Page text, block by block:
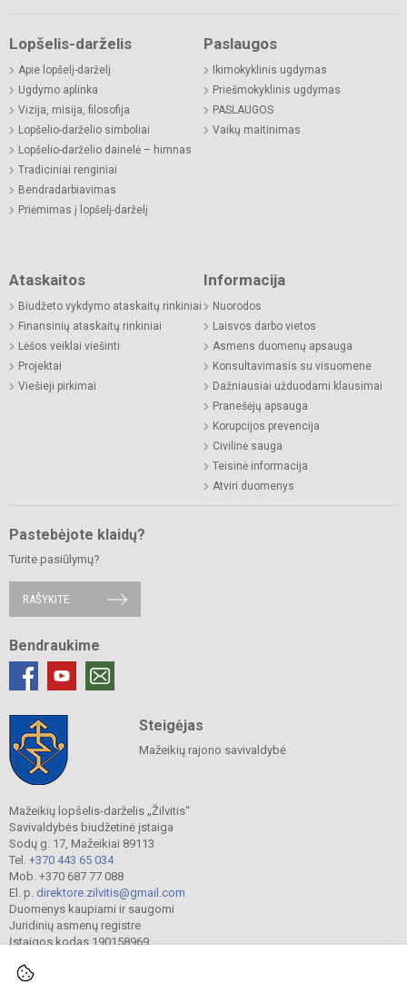
Lopšelis-darželis
Apie lopšelį-darželį
Ugdymo aplinka
Vizija, misija, filosofija
Lopšelio-darželio simboliai
Lopšelio-darželio dainelė – himnas
Tradiciniai renginiai
Bendradarbiavimas
Priėmimas į lopšelį-darželį
Paslaugos
Ikimokyklinis ugdymas
Priešmokyklinis ugdymas
PASLAUGOS
Vaikų maitinimas
Ataskaitos
Biudžeto vykdymo ataskaitų rinkiniai
Finansinių ataskaitų rinkiniai
Lėšos veiklai viešinti
Projektai
Viešieji pirkimai
Informacija
Nuorodos
Laisvos darbo vietos
Asmens duomenų apsauga
Konsultavimasis su visuomene
Dažniausiai užduodami klausimai
Pranešėjų apsauga
Korupcijos prevencija
Civilinė sauga
Teisinė informacija
Atviri duomenys
Pastebėjote klaidų?
Turite pasiūlymų?
RAŠYKITE
Bendraukime
Steigėjas
Mažeikių rajono savivaldybė
Mažeikių lopšelis-darželis „Žilvitis“
Savivaldybės biudžetinė įstaiga
Sodų g. 17, Mažeikiai 89113
Tel. +370 443 65 034
Mob. +370 687 77 088
El. p. direktore.zilvitis@gmail.com
Duomenys kaupiami ir saugomi
Juridinių asmenų registre
Įstaigos kodas 190158969